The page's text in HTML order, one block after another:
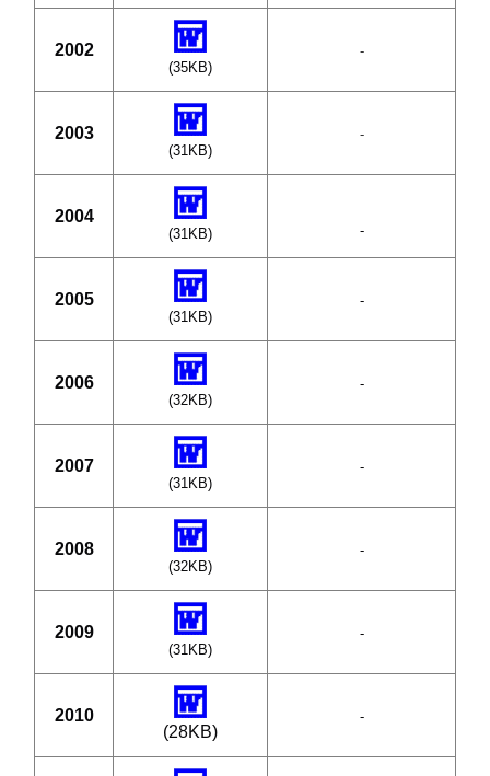
2002
(35KB)
-
2003
(31KB)
-
2004
(31KB) -
2005
(31KB)
-
2006
(32KB)
-
2007
(31KB)
-
2008
(32KB)
-
2009
(31KB)
-
2010
(28KB)
-